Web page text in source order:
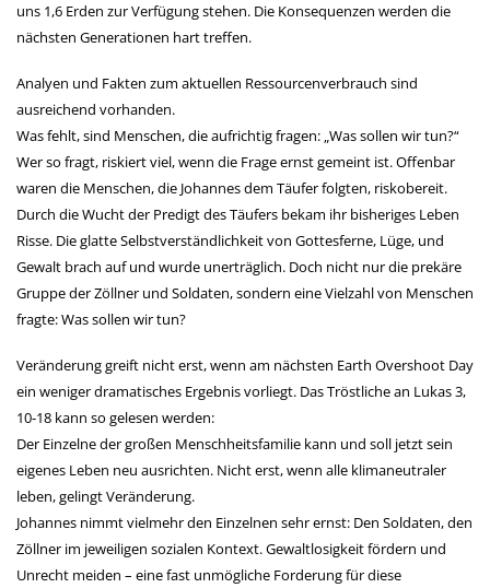
uns 1,6 Erden zur Verfügung stehen. Die Konsequenzen werden die
nächsten Generationen hart treffen.
Analyen und Fakten zum aktuellen Ressourcenverbrauch sind
ausreichend vorhanden.
Was fehlt, sind Menschen, die aufrichtig fragen: „Was sollen wir tun?“
Wer so fragt, riskiert viel, wenn die Frage ernst gemeint ist. Offenbar
waren die Menschen, die Johannes dem Täufer folgten, riskobereit.
Durch die Wucht der Predigt des Täufers bekam ihr bisheriges Leben
Risse. Die glatte Selbstverständlichkeit von Gottesferne, Lüge, und
Gewalt brach auf und wurde unerträglich. Doch nicht nur die prekäre
Gruppe der Zöllner und Soldaten, sondern eine Vielzahl von Menschen
fragte: Was sollen wir tun?
Veränderung greift nicht erst, wenn am nächsten Earth Overshoot Day
ein weniger dramatisches Ergebnis vorliegt. Das Tröstliche an Lukas 3,
10-18 kann so gelesen werden:
Der Einzelne der großen Menschheitsfamilie kann und soll jetzt sein
eigenes Leben neu ausrichten. Nicht erst, wenn alle klimaneutraler
leben, gelingt Veränderung.
Johannes nimmt vielmehr den Einzelnen sehr ernst: Den Soldaten, den
Zöllner im jeweiligen sozialen Kontext. Gewaltlosigkeit fördern und
Unrecht meiden – eine fast unmögliche Forderung für diese